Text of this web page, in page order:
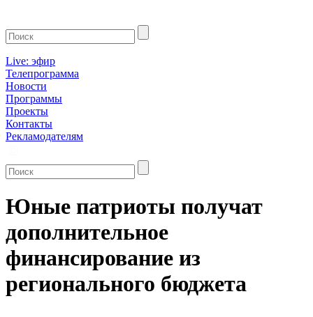
Live: эфир
Телепрограмма
Новости
Программы
Проекты
Контакты
Рекламодателям
Юные патриоты получат
дополнительное
финансирование из
регионального бюджета